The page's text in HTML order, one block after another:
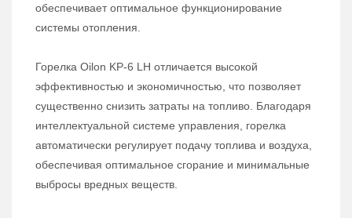
обеспечивает оптимальное функционирование
системы отопления.
Горелка Oilon KP-6 LH отличается высокой
эффективностью и экономичностью, что позволяет
существенно снизить затраты на топливо. Благодаря
интеллектуальной системе управления, горелка
автоматически регулирует подачу топлива и воздуха,
обеспечивая оптимальное сгорание и минимальные
выбросы вредных веществ.